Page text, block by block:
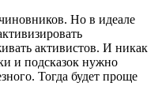
Но в идеале
активистов. И никак
и подсказок нужно
Тогда будет проще